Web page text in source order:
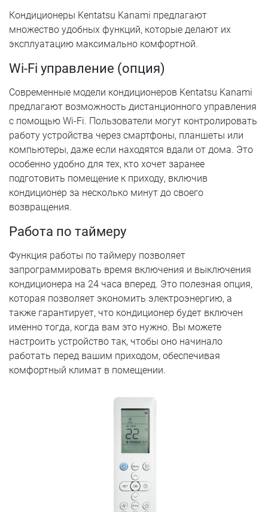
Кондиционеры Kentatsu Kanami предлагают
множество удобных функций, которые делают их
эксплуатацию максимально комфортной.
Wi-Fi управление (опция)
Современные модели кондиционеров Kentatsu Kanami
предлагают возможность дистанционного управления
с помощью Wi-Fi. Пользователи могут контролировать
работу устройства через смартфоны, планшеты или
компьютеры, даже если находятся вдали от дома. Это
особенно удобно для тех, кто хочет заранее
подготовить помещение к приходу, включив
кондиционер за несколько минут до своего
возвращения.
Работа по таймеру
Функция работы по таймеру позволяет
запрограммировать время включения и выключения
кондиционера на 24 часа вперед. Это полезная опция,
которая позволяет экономить электроэнергию, а
также гарантирует, что кондиционер будет включен
именно тогда, когда вам это нужно. Вы можете
настроить устройство так, чтобы оно начинало
работать перед вашим приходом, обеспечивая
комфортный климат в помещении.